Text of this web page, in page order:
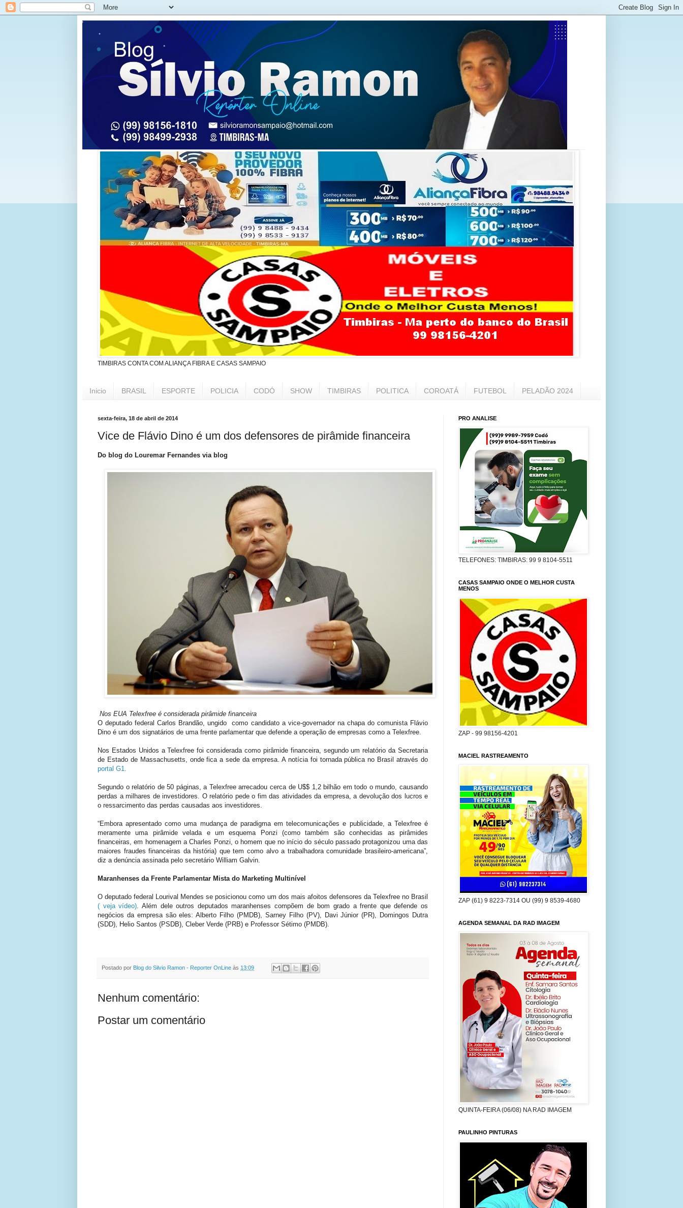
TIMBIRAS CONTA COM ALIANÇA FIBRA E CASAS SAMPAIO
Inicio BRASIL ESPORTE POLICIA CODÓ SHOW TIMBIRAS POLITICA COROATÁ FUTEBOL PELADÃO 2024
sexta-feira, 18 de abril de 2014
Vice de Flávio Dino é um dos defensores de pirâmide financeira
Do blog do Louremar Fernandes via blog
Nos EUA Telexfree é considerada pirâmide financeira
O deputado federal Carlos Brandão, ungido como candidato a vice-governador na chapa do comunista Flávio
Dino é um dos signatários de uma frente parlamentar que defende a operação de empresas como a Telexfree.
Nos Estados Unidos a Telexfree foi considerada como pirâmide financeira, segundo um relatório da Secretaria
de Estado de Massachusetts, onde fica a sede da empresa. A notícia foi tornada pública no Brasil através do
portal G1.
Segundo o relatório de 50 páginas, a Telexfree arrecadou cerca de U$$ 1,2 bilhão em todo o mundo, causando
perdas a milhares de investidores. O relatório pede o fim das atividades da empresa, a devolução dos lucros e
o ressarcimento das perdas causadas aos investidores.
“Embora apresentado como uma mudança de paradigma em telecomunicações e publicidade, a Telexfree é
meramente uma pirâmide velada e um esquema Ponzi (como também são conhecidas as pirâmides
financeiras, em homenagem a Charles Ponzi, o homem que no início do século passado protagonizou uma das
maiores fraudes financeiras da história) que tem como alvo a trabalhadora comunidade brasileiro-americana”,
diz a denúncia assinada pelo secretário William Galvin.
Maranhenses da Frente Parlamentar Mista do Marketing Multinível
O deputado federal Lourival Mendes se posicionou como um dos mais afoitos defensores da Telexfree no Brasil
( veja vídeo). Além dele outros deputados maranhenses compõem de bom grado a frente que defende os
negócios da empresa são eles: Alberto Filho (PMDB), Sarney Filho (PV), Davi Júnior (PR), Domingos Dutra
(SDD), Helio Santos (PSDB), Cleber Verde (PRB) e Professor Sétimo (PMDB).
Postado por Blog do Silvio Ramon - Reporter OnLine às 13:09
Nenhum comentário:
Postar um comentário
PRO ANALISE
TELEFONES: TIMBIRAS: 99 9 8104-5511
CASAS SAMPAIO ONDE O MELHOR CUSTA
MENOS
ZAP - 99 98156-4201
MACIEL RASTREAMENTO
ZAP (61) 9 8223-7314 OU (99) 9 8539-4680
AGENDA SEMANAL DA RAD IMAGEM
QUINTA-FEIRA (06/08) NA RAD IMAGEM
PAULINHO PINTURAS